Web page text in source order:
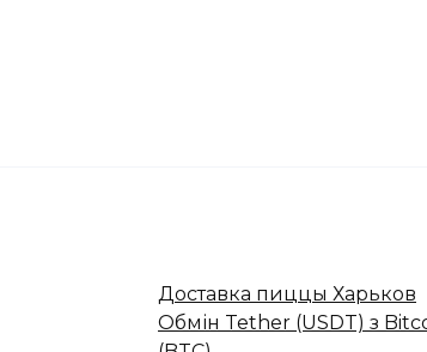
Доставка пиццы Харьков
Обмін Tether (USDT) з